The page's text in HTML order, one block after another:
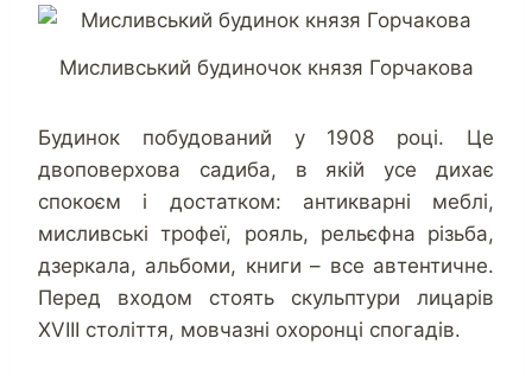
Мисливський будиночок князя Горчакова
Будинок побудований у 1908 році. Це
двоповерхова садиба, в якій усе дихає
спокоєм і достатком: антикварні меблі,
мисливські трофеї, рояль, рельєфна різьба,
дзеркала, альбоми, книги – все автентичне.
Перед входом стоять скульптури лицарів
XVIII століття, мовчазні охоронці спогадів.